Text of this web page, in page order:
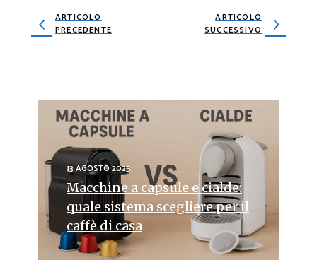
ARTICOLO
PRECEDENTE
ARTICOLO
SUCCESSIVO
13 AGOSTO 2025
Macchine a capsule e cialde:
quale sistema scegliere per il
caffè di casa